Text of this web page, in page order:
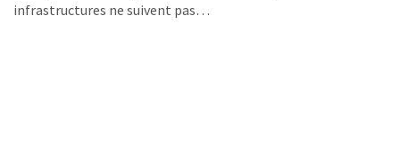
infrastructures ne suivent pas…